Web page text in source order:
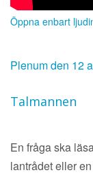
Öppna enbart
Plenum den 12
Talmannen
En fråga ska
lantrådet eller